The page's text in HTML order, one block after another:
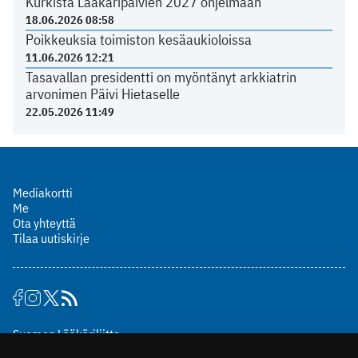
18.06.2026 08:58
Poikkeuksia toimiston kesäaukioloissa
11.06.2026 12:21
Tasavallan presidentti on myöntänyt arkkiatrin
arvonimen Päivi Hietaselle
22.05.2026 11:49
Mediakortti
Me
Ota yhteyttä
Tilaa uutiskirje
Suomen Lääkäriliitto